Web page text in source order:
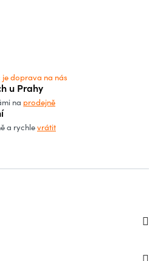
je doprava na nás
u Prahy
na prodejně
a rychlevrátit